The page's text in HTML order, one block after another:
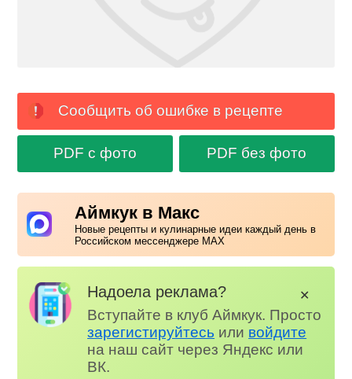
Сообщить об ошибке в рецепте
PDF с фото PDF без фото
Аймкук в Макс
Новые рецепты и кулинарные идеи каждый день в
Российском мессенджере MAX
Надоела реклама?
Вступайте в клуб Аймкук. Просто
зарегистируйтесь или войдите
на наш сайт через Яндекс или
ВК.
✕